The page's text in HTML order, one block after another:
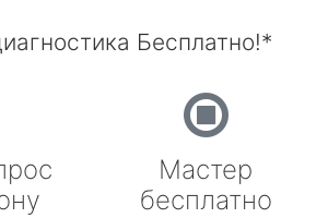
Бесплатно!*
Мастер
бесплатно